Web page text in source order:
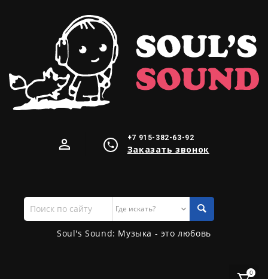
+7 915-382-63-92
Заказать звонок
Поиск
по
сайту
Soul's Sound: Музыка - это любовь
0